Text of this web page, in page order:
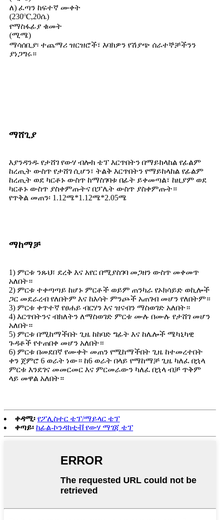
ለ) ፈጣን ከፍተኛ ሙቀት
(230℃,20ሴ)
የማስፋፊያ ቁመት
(ሚሜ)
ማሳሰቢያ፡ ተጨማሪ ዝርዝሮች፣ እባክዎን የሽያጭ ሰራተኞቻችንን
ያነጋግሩ።
ማሸጊያ
እያንዳንዱ የታሸገ የውሃ ብሎክ ቴፕ እርጥበትን በማይከላከል የፊልም
ከረጢት ውስጥ የታሸገ ሲሆን፣ ትልቅ እርጥበትን የማይከላከል የፊልም
ከረጢት ወደ ካርቶኑ ውስጥ ከማስገባቱ በፊት ይቀመጣል፣ ከዚያም ወደ
ካርቶኑ ውስጥ ያስቀምጡትና በፓሌት ውስጥ ያስቀምጡት።
የጥቅል መጠን፡ 1.12ሜ*1.12ሜ*2.05ሜ
ማከማቻ
1) ምርቱ ንጹህ፣ ደረቅ እና አየር በሚያስገባ መጋዘን ውስጥ መቀመጥ
አለበት።
2) ምርቱ ተቀጣጣይ ከሆኑ ምርቶች ወይም ጠንካራ የኦክሳይድ ወኪሎች
ጋር መደራረብ የለበትም እና ከእሳት ምንጮች አጠገብ መሆን የለበትም።
3) ምርቱ ቀጥተኛ የፀሐይ ብርሃን እና ዝናብን ማስወገድ አለበት።
4) እርጥበትንና ብክለትን ለማስወገድ ምርቱ ሙሉ በሙሉ የታሸገ መሆን
አለበት።
5) ምርቱ በሚከማችበት ጊዜ ከከባድ ግፊት እና ከሌሎች ሜካኒካዊ
ጉዳቶች የተጠበቀ መሆን አለበት።
6) ምርቱ በመደበኛ የሙቀት መጠን የሚከማችበት ጊዜ ከተመረተበት
ቀን ጀምሮ 6 ወራት ነው። ከ6 ወራት በላይ የማከማቻ ጊዜ ካለፈ በኋላ
ምርቱ እንደገና መመርመር እና ምርመራውን ካለፈ በኋላ ብቻ ጥቅም
ላይ መዋል አለበት።
ቀዳሚ፡ የፖሊስተር ቴፕ/ማይላር ቴፕ
ቀጣይ፡ ከፊል-ኮንዳክቲቭ የውሃ ማገጃ ቴፕ